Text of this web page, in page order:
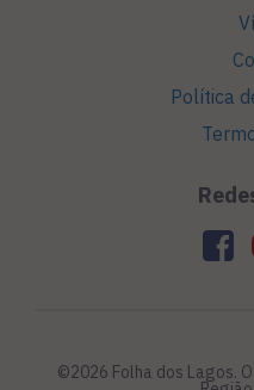
Política
©2026 Folha dos Lagos.